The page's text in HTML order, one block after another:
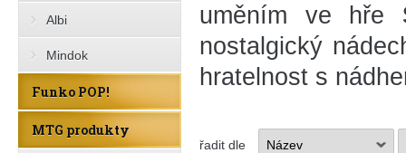
Albi
Mindok
Funko POP!
MTG produkty
uměním ve hře
nostalgický
hratelnost s
řadit dle